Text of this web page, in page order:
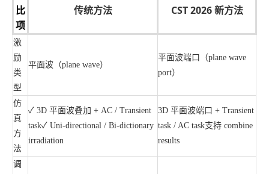
比
项
传统方法 CST 2026 新方法
激
励
类
型
平面波（plane wave）
平面波端口（plane wave
port）
仿
真
方
法
✓ 3D 平面波叠加 + AC / Transient
task✓ Uni-directional / Bi-dictionary
irradiation
3D 平面波端口 + Transient
task / AC task支持 combine
results
调